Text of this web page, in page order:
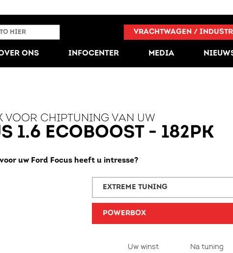
VRACHTWAGEN /
ONS INFOCENTER MEDIA
VOOR CHIPTUNING VAN UW
1.6 ECOBOOST - 182PK
uw Ford Focus heeft u intresse?
EXTREME TUNING
POWERBOX
Uw winst Na tuning